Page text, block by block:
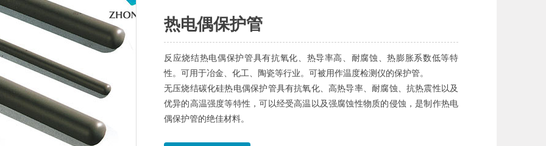
热电偶保护管
反应烧结热电偶保护管具有抗氧化、热导率高、耐腐蚀、热膨胀系数低等特
性。可用于冶金、化工、陶瓷等行业。可被用作温度检测仪的保护管。
无压烧结碳化硅热电偶保护管具有抗氧化、高热导率、耐腐蚀、抗热震性以及
优异的高温强度等特性，可以经受高温以及强腐蚀性物质的侵蚀，是制作热电
偶保护管的绝佳材料。